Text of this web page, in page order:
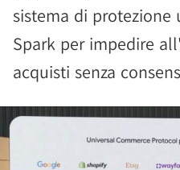
sistema di protezione
Spark per impedire
acquisti senza